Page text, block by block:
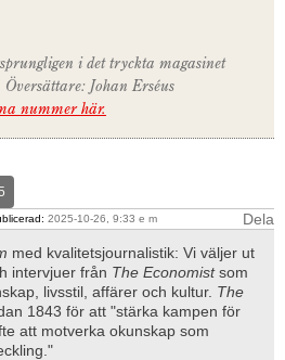
i det tryckta magasinet
Översättare: Johan Erséus
nummer här.
2025-10-26, 9:33 e m
Dela
med kvalitetsjournalistik: Vi väljer ut
intervjuer från The Economistsom
livsstil, affärer och kultur. The
1843 för att "stärka kampen för
att motverka okunskap som